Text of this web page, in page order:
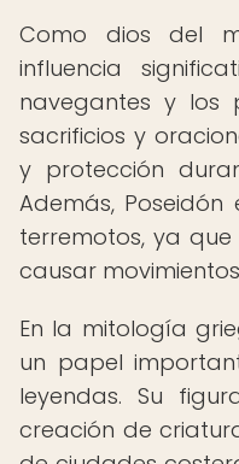
Como dios del
influencia
navegantes y los
sacrificios y
y protección
Además,
terremotos, ya
causar
En la mitología
un papel
leyendas. Su
creación de